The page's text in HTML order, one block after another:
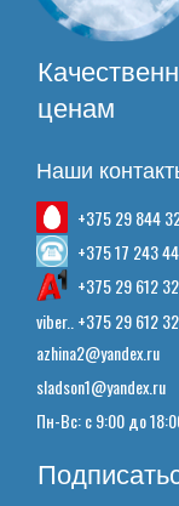
ценам
Наши
+375 29 844
+375 17 243
+375 29 612
viber.. +375 29 612
azhina2@yandex.ru
sladson1@yandex.ru
Пн-Вс: с 9:00 до